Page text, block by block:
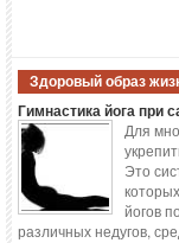
Здоровый образ
Гимнастика йога при
Для
Это
йогов
различных недугов,